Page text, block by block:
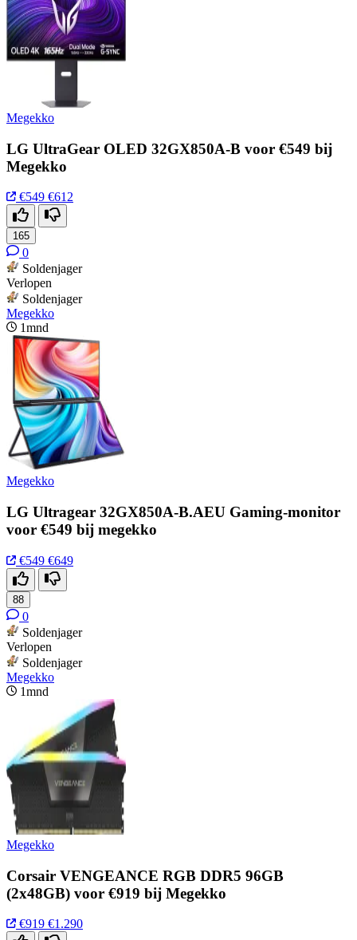
Megekko
LG UltraGear OLED 32GX850A-B voor €549 bij
Megekko
€549 €612
165
0
Soldenjager
Verlopen
Soldenjager
Megekko
1mnd
Megekko
LG Ultragear 32GX850A-B.AEU Gaming-monitor
voor €549 bij megekko
€549 €649
88
0
Soldenjager
Verlopen
Soldenjager
Megekko
1mnd
Megekko
Corsair VENGEANCE RGB DDR5 96GB
(2x48GB) voor €919 bij Megekko
€919 €1.290